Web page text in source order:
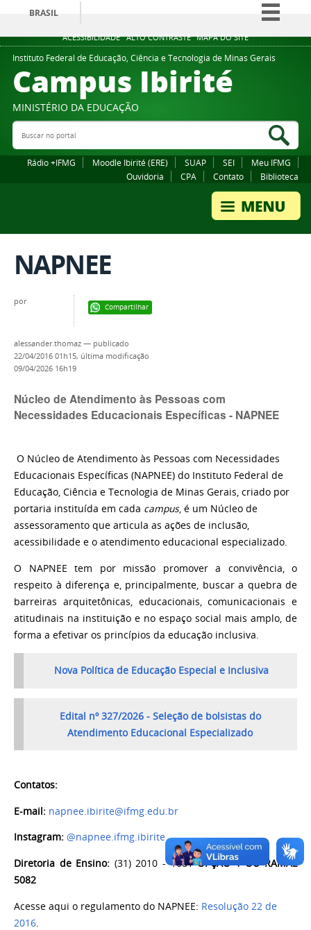
ACESSIBILIDADE ALTO CONTRASTE MAPA DO SITE
BRASIL
Simplifique!
Comunica BR
Participe
Legislação
Instituto Federal de Educação, Ciência e Tecnologia de Minas Gerais
Campus Ibirité
MINISTÉRIO DA EDUCAÇÃO
Buscar no portal
Rádio +IFMG Moodle Ibirité (ERE) SUAP SEI
Meu IFMG
Ouvidoria
CPA Contato Biblioteca
NAPNEE
Compartilhar
por
alessander.thomaz — publicado
22/04/2016 01h15, última modificação
09/04/2026 16h19
Núcleo de Atendimento às Pessoas com
Necessidades Educacionais Específicas - NAPNEE
O Núcleo de Atendimento às Pessoas com Necessidades
Educacionais Específicas (NAPNEE) do Instituto Federal de
Educação, Ciência e Tecnologia de Minas Gerais, criado por
portaria instituída em cada campus, é um Núcleo de
assessoramento que articula as ações de inclusão,
acessibilidade e o atendimento educacional especializado.
O NAPNEE tem por missão promover a convivência, o
respeito à diferença e, principalmente, buscar a quebra de
barreiras arquitetônicas, educacionais, comunicacionais e
atitudinais na instituição e no espaço social mais amplo, de
forma a efetivar os princípios da educação inclusiva.
Nova Política de Educação Especial e Inclusiva
Edital nº 327/2026 - Seleção de bolsistas do
Atendimento Educacional Especializado
Contatos:
E-mail: napnee.ibirite@ifmg.edu.br
Instagram: @napnee.ifmg.ibirite
Diretoria de Ensino: (31) 2010 - 1081OPÇÃO 1 OU RAMAL
5082
Acesse aqui o regulamento do NAPNEE: Resolução 22 de
2016.